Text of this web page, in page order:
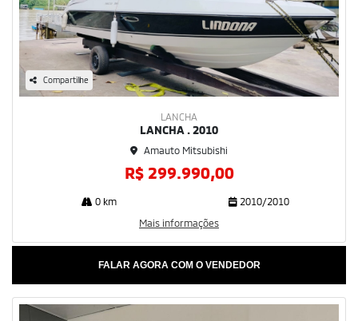
Compartilhe
LANCHA
LANCHA . 2010
Amauto Mitsubishi
R$ 299.990,00
0 km
2010/2010
Mais informações
FALAR AGORA COM O VENDEDOR